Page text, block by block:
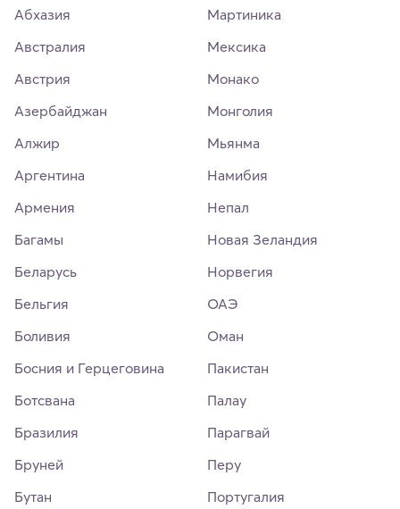
Абхазия
Австралия
Австрия
Азербайджан
Алжир
Аргентина
Армения
Багамы
Беларусь
Бельгия
Боливия
Босния и Герцеговина
Ботсвана
Бразилия
Бруней
Бутан
Мартиника
Мексика
Монако
Монголия
Мьянма
Намибия
Непал
Новая Зеландия
Норвегия
ОАЭ
Оман
Пакистан
Палау
Парагвай
Перу
Португалия